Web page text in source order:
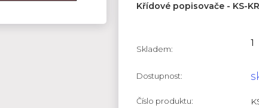
Křídové popisovače - KS-
Skladem:
1
Dostupnost:
Číslo produktu: